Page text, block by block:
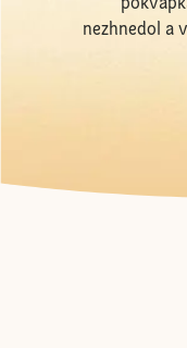
nezhnedol a